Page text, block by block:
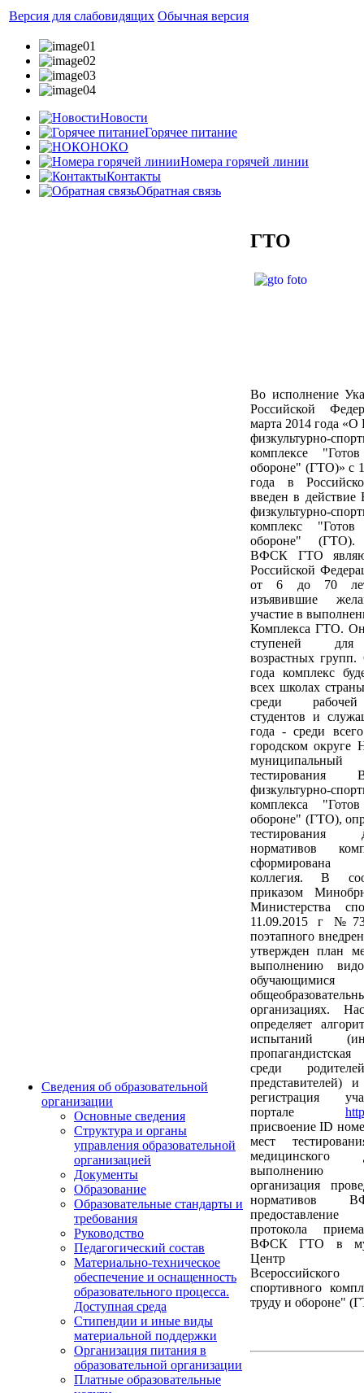
Версия для слабовидящих Обычная версия
Новости
Горячее питание
НОКО
Номера горячей линии
Контакты
Обратная связь
Сведения об образовательной
организации
Основные сведения
Структура и органы
управления образовательной
организацией
Документы
Образование
Образовательные стандарты и
требования
Руководство
Педагогический состав
Материально-техническое
обеспечение и оснащенность
образовательного процесса.
Доступная среда
Стипендии и иные виды
материальной поддержки
Организация питания в
образовательной организации
Платные образовательные
ГТО
Во исполнение
Российской
марта 2014 года «О
физкультурно-
комплексе
обороне" (ГТО)» с 1
года в
введен в действие
физкультурно-
комплекс
обороне" (ГТО).
ВФСК ГТО
Российской
от 6 до 70
изъявившие
участие в
Комплекса ГТО. Он
ступеней для
возрастных
года комплекс
всех школах
среди
студентов и
года - среди
городском округе
тестирования
физкультурно-
комплекса
обороне" (ГТО),
нормативов
коллегия. В
приказом
Министерства
11.09.2015 г
поэтапного
утвержден план
выполнению
организациях.
определяет
испытаний
среди
представителей)
регистрация
портале
присвоение ID
мест
выполнению
организация
нормативов
протокола
ВФСК ГТО в
Центр
Всероссийского
спортивного
труду и обороне"